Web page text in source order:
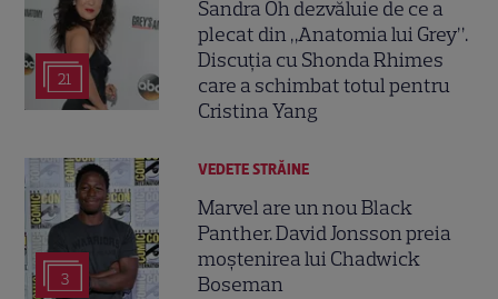
21
Sandra Oh dezvăluie de ce a
plecat din „Anatomia lui Grey”.
Discuția cu Shonda Rhimes
care a schimbat totul pentru
Cristina Yang
3
VEDETE STRĂINE
Marvel are un nou Black
Panther. David Jonsson preia
moștenirea lui Chadwick
Boseman